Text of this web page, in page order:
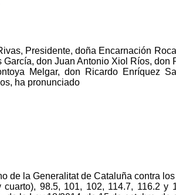
Presidente, doña Encarnación
don Juan Antonio Xiol Ríos, don
Melgar, don Ricardo Enríquez
ha pronunciado
de la Generalitat de Cataluña contra
98.5, 101, 102, 114.7, 116.2 y